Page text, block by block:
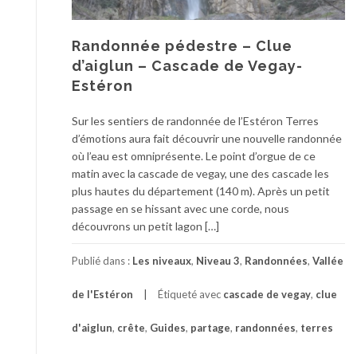
Randonnée pédestre – Clue
d’aiglun – Cascade de Vegay-
Estéron
Sur les sentiers de randonnée de l’Estéron Terres
d’émotions aura fait découvrir une nouvelle randonnée
où l’eau est omniprésente. Le point d’orgue de ce
matin avec la cascade de vegay, une des cascade les
plus hautes du département (140 m). Après un petit
passage en se hissant avec une corde, nous
découvrons un petit lagon […]
Publié dans : Les niveaux, Niveau 3, Randonnées, Vallée
de l'Estéron Étiqueté avec cascade de vegay, clue
d'aiglun, crête, Guides, partage, randonnées, terres